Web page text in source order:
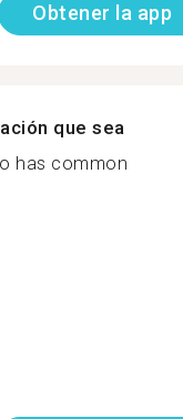
Obtener la app
que sea
has common